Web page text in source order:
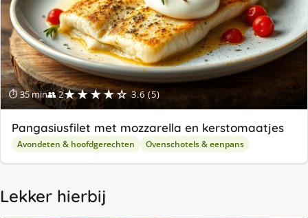
⏱ 35 min👥 2★★★★☆ 3.6 (5)
Pangasiusfilet met mozzarella en kerstomaatjes
Avondeten & hoofdgerechten Ovenschotels & eenpans
Lekker hierbij